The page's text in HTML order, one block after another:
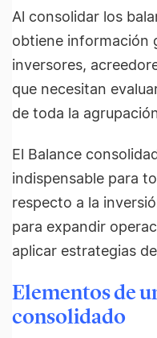
Al consolidar los
obtiene información
inversores,
que necesitan
de toda la
El Balance
indispensable para
respecto a la
para expandir
aplicar estrategias
Elementos de
consolidado